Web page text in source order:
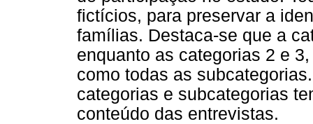
fictícios, para preservar a
famílias. Destaca-se que a
enquanto as categorias 2 e
como todas as
categorias e subcategorias
conteúdo das entrevistas.